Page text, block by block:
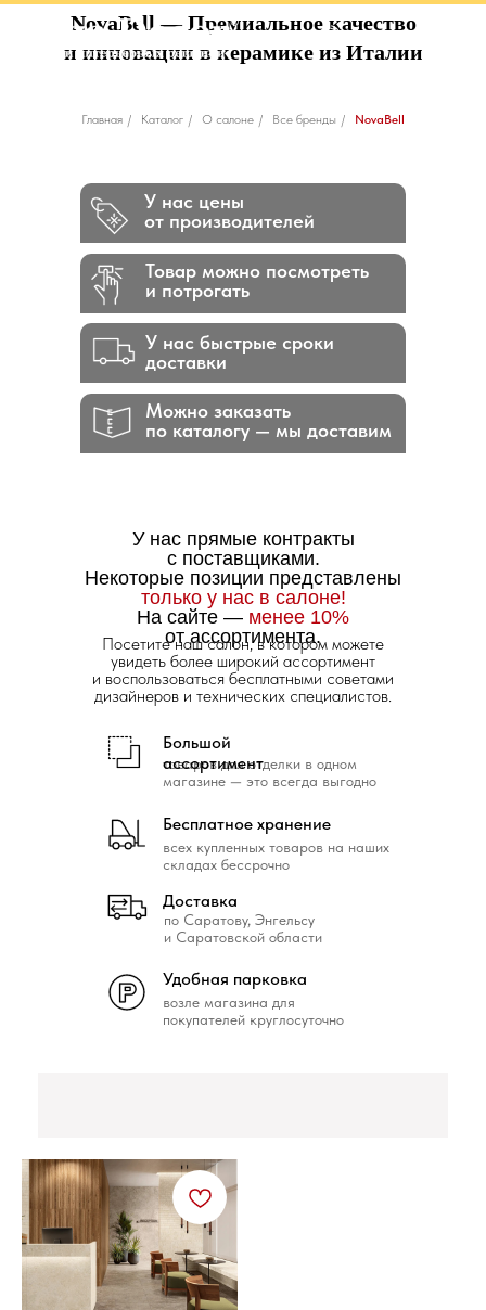
NovaBell — Премиальное качество
и инновации в керамике из Италии
Главная / Каталог / О салоне / Все бренды / NovaBell
Можно заказать
по каталогу — мы доставим
У нас быстрые сроки
доставки
Товар можно посмотреть
и потрогать
У нас цены
от производителей
возле магазина для
покупателей круглосуточно
Удобная парковка
всех купленных товаров на наших
складах бессрочно
Бесплатное хранение
товаров для отделки в одном
магазине — это всегда выгодно
Большой
ассортимент
по Саратову, Энгельсу
и Саратовской области
Доставка
У нас прямые контракты
с поставщиками.
Некоторые позиции представлены
только у нас в салоне!
На сайте — менее 10%
от ассортимента.
Посетите наш салон, в котором можете
увидеть более широкий ассортимент
и воспользоваться бесплатными советами
дизайнеров и технических специалистов.